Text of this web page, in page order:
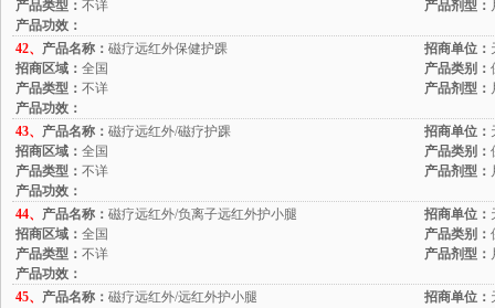
产品类型： 不详 产品剂型：
产品功效：
42、 产品名称： 磁疗远红外保健护踝 招商单位：
招商区域： 全国 产品类别：
产品类型： 不详 产品剂型：
产品功效：
43、 产品名称： 磁疗远红外/磁疗护踝 招商单位：
招商区域： 全国 产品类别：
产品类型： 不详 产品剂型：
产品功效：
44、 产品名称： 磁疗远红外/负离子远红外护小腿 招商单位：
招商区域： 全国 产品类别：
产品类型： 不详 产品剂型：
产品功效：
45、 产品名称： 磁疗远红外/远红外护小腿 招商单位：